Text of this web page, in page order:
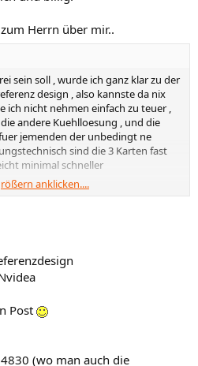
Herrn über mir..
sein soll , wurde ich ganz klar zu der
design , also kannste da nix
ich nicht nehmen einfach zu teuer ,
andere Kuehlloesung , und die
jemenden der unbedingt ne
sind die 3 Karten fast
minimal schneller
nehmen , ist zwar kein
fertig
anklicken....
Post
(wo man auch die